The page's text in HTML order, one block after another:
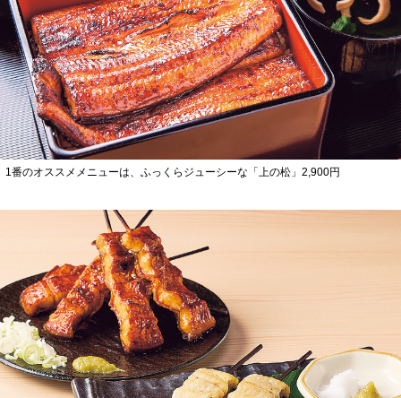
1番のオススメメニューは、ふっくらジューシーな「上の松」2,900円